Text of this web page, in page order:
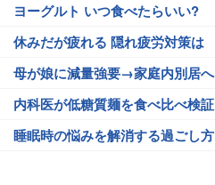
ヨーグルト いつ食べたらいい?
休みだが疲れる 隠れ疲労対策は
母が娘に減量強要→家庭内別居へ
内科医が低糖質麺を食べ比べ検証
睡眠時の悩みを解消する過ごし方